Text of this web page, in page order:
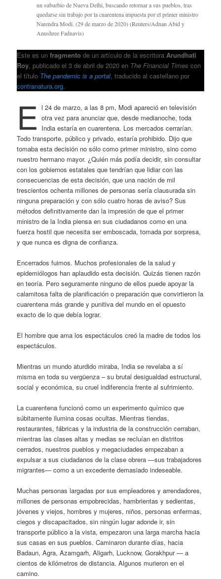
un suburbio de Nueva Delhi, buscando retornar a sus pueblos, tras
quedarse sin trabajo por la cuarentena impuesta por el primer ministro
Narendra Modi. (29 de marzo de 2020) (Reuters/Adnan Abid y
Anushree Fadnavis)
Este es unfragmento de un artículo de la escritoraArundhati
Roy, publicado el 3 de abril de 2020 en The Financial Times con
el título The pandemic is a portal, traducido al castellano por
contranatura.org.
E l 24 de marzo, a las 8 pm, Modi apareció en televisión
otra vez para anunciar que, desde medianoche, toda
India estaría en cuarentena. Los mercados cerrarían.
Todo transporte, público y privado, estaría prohibido. Dijo que
tomaba esta decisión no sólo como primer ministro, sino como
nuestro hermano mayor. ¿Quién más podía decidir, sin consultar
con los gobiernos estatales que tendrían que lidiar con las
consecuencias de esta decisión, que una nación de mil
trescientos ochenta millones de personas sería clausurada sin
ninguna preparación y con sólo cuatro horas de aviso? Sus
métodos definitivamente dan la impresión de que el primer
ministro de la India piensa en sus ciudadanos como en una
fuerza hostil que necesita ser emboscada, tomada por sorpresa,
y que nunca es digna de confianza.
Encerrados fuimos. Muchos profesionales de la salud y
epidemiólogos han aplaudido esta decisión. Quizás tienen razón
en teoría. Pero seguramente ninguno de ellos puede apoyar la
calamitosa falta de planificación o preparación que convirtieron la
cuarentena más grande y punitiva del mundo en el opuesto
exacto de lo que debía lograr.
El hombre que ama los espectáculos creó la madre de todos los
espectáculos.
Mientras un mundo aturdido miraba, India se revelaba a sí
misma en toda su vergüenza – su brutal desigualdad estructural,
social y económica, su cruel indiferencia frente al sufrimiento.
La cuarentena funcionó como un experimento químico que
súbitamente ilumina cosas ocultas. Mientras tiendas,
restaurantes, fábricas y la industria de la construcción cerraban,
mientras las clases altas y medias se recluían en distritos
cerrados, nuestros pueblos y megaciudades empezaban a
expulsar a sus ciudadanos de la clase obrera —sus trabajadores
migrantes— como a un excedente demasiado indeseable.
Muchas personas largadas por sus empleadores y arrendadores,
millones de personas empobrecidas, hambrientas y sedientas,
jóvenes y viejos, hombres y mujeres, niños, personas enfermas,
ciegos y discapacitados, sin ningún lugar adonde ir, sin
transporte público a la vista, empezaron una larga marcha hacia
sus casas en sus pueblos. Caminaron durante días, hacia
Badaun, Agra, Azamgarh, Aligarh, Lucknow, Gorakhpur — a
cientos de kilómetros de distancia. Algunos murieron en el
camino.